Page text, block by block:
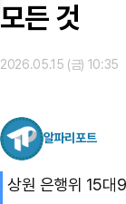
모든 것
2026.05.15 (금) 10:35
알파리포트
상원 은행위 15대